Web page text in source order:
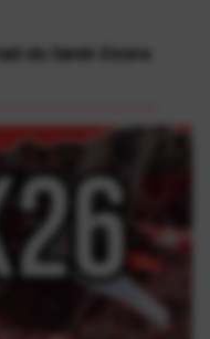
du Sarek Etxera